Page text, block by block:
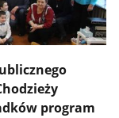
program